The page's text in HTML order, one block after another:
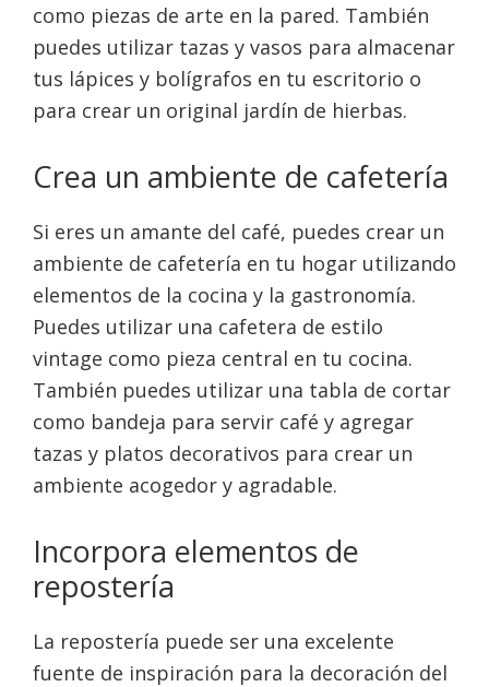
como piezas de arte en la pared. También
puedes utilizar tazas y vasos para almacenar
tus lápices y bolígrafos en tu escritorio o
para crear un original jardín de hierbas.
Crea un ambiente de cafetería
Si eres un amante del café, puedes crear un
ambiente de cafetería en tu hogar utilizando
elementos de la cocina y la gastronomía.
Puedes utilizar una cafetera de estilo
vintage como pieza central en tu cocina.
También puedes utilizar una tabla de cortar
como bandeja para servir café y agregar
tazas y platos decorativos para crear un
ambiente acogedor y agradable.
Incorpora elementos de
repostería
La repostería puede ser una excelente
fuente de inspiración para la decoración del